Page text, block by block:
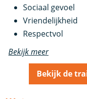
Sociaal gevoel
Vriendelijkheid
Respectvol
Bekijk meer
Bekijk de